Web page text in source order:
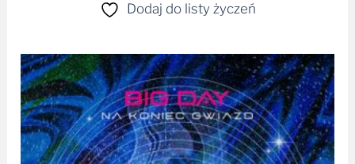
Dodaj do listy życzeń
Zakres
cen:
od
34,99 zł
do
129,99 zł